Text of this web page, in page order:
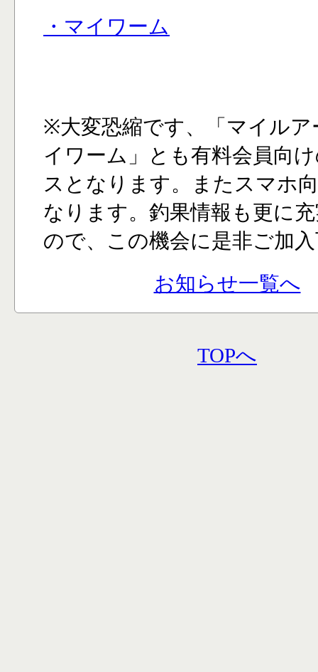
・マイワーム
※大変恐縮です、「マイルア
イワーム」とも有料会員向
スとなります。またスマホ
なります。釣果情報も更に
ので、この機会に是非ご加
お知らせ一覧へ
TOPへ